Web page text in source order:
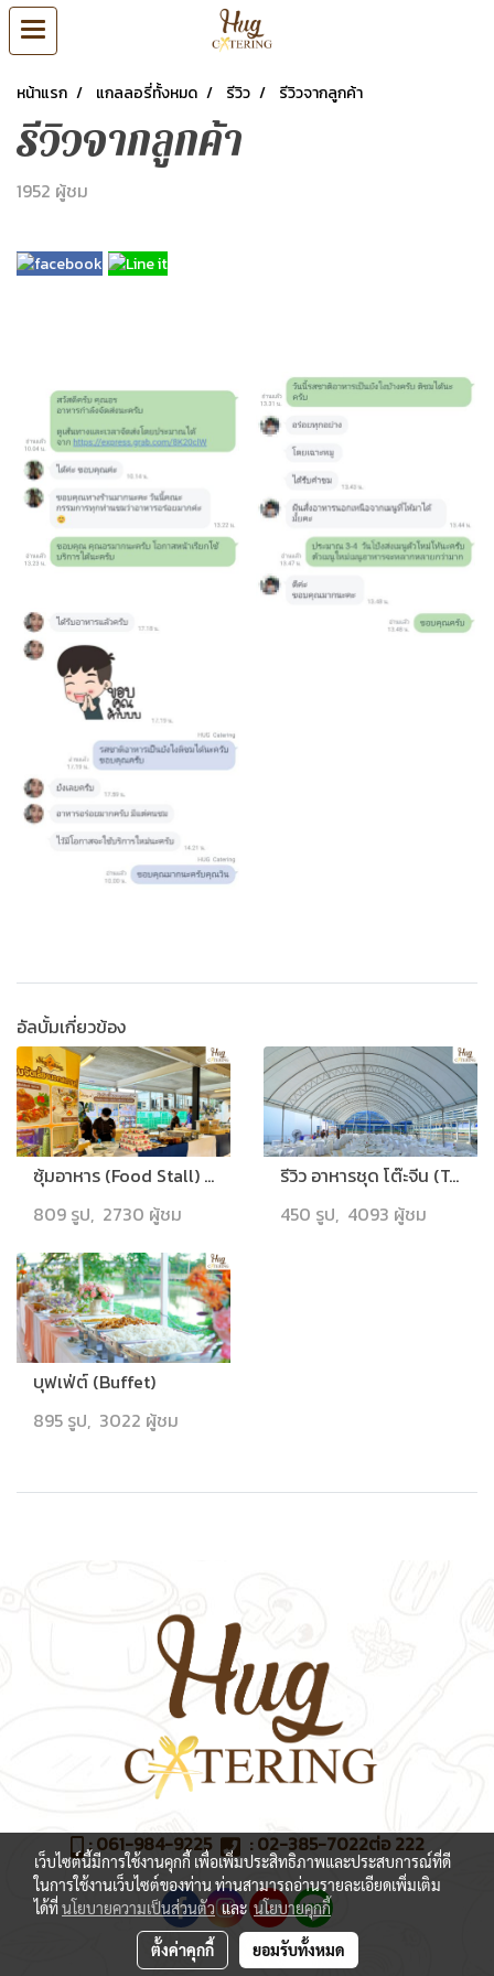
หน้าแรก แกลลอรี่ทั้งหมด รีวิว รีวิวจากลูกค้า
รีวิวจากลูกค้า
1952 ผู้ชม
อัลบั้มเกี่ยวข้อง
ซุ้มอาหาร (Food Stall) ข้าวกล่อง (Meal Box)
809 รูป, 2730 ผู้ชม
รีวิว อาหารชุด โต๊ะจีน (Table for 10)
450 รูป, 4093 ผู้ชม
บุฟเฟ่ต์ (Buffet)
895 รูป, 3022 ผู้ชม
:061-984-9225 :02-385-7022ต่อ 222
เว็บไซต์นี้มีการใช้งานคุกกี้ เพื่อเพิ่มประสิทธิภาพและประสบการณ์ที่ดี
ในการใช้งานเว็บไซต์ของท่าน ท่านสามารถอ่านรายละเอียดเพิ่มเติม
ได้ที่นโยบายความเป็นส่วนตัวและนโยบายคุกกี้
ตั้งค่าคุกกี้ ยอมรับทั้งหมด